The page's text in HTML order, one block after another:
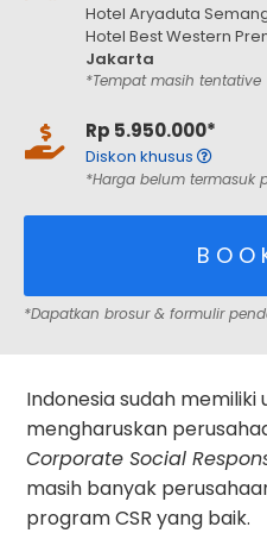
Hotel Aryaduta
Hotel Best Western
Jakarta
*Tempat masih tentative
Rp 5.950.000*
Diskon khusus
*Harga belum termasuk
B O O
*Dapatkan brosur & formulir
Indonesia sudah
mengharuskan
Corporate Social
masih banyak
program CSR yang baik.